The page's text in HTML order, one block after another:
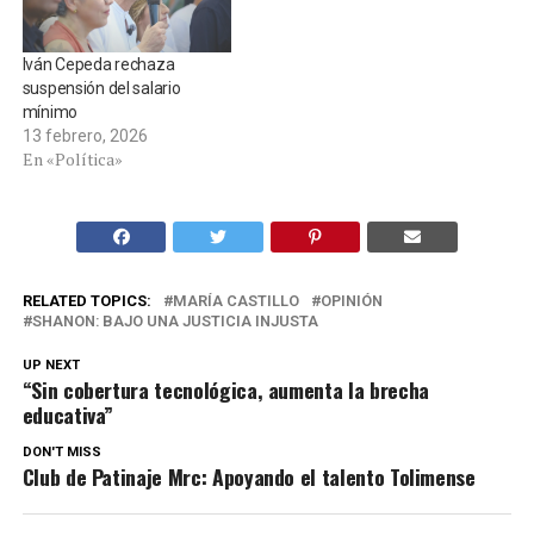
Iván Cepeda rechaza
suspensión del salario
mínimo
13 febrero, 2026
En «Política»
RELATED TOPICS: MARÍA CASTILLO
OPINIÓN
SHANON: BAJO UNA JUSTICIA INJUSTA
UP NEXT
“Sin cobertura tecnológica, aumenta la brecha
educativa”
DON'T MISS
Club de Patinaje Mrc: Apoyando el talento Tolimense